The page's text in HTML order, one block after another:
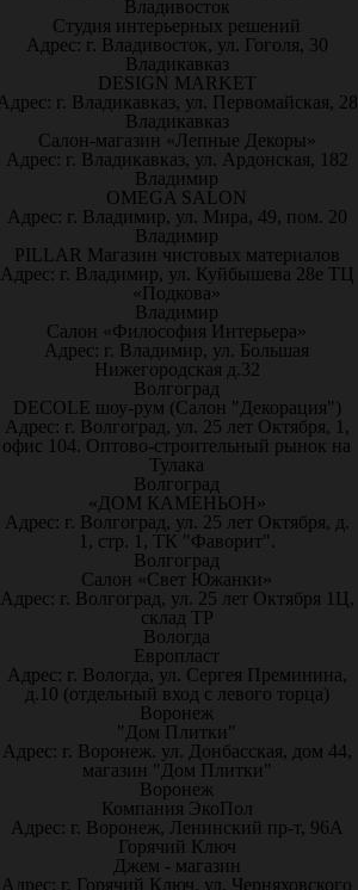
Владивосток
Студия интерьерных решений
Адрес: г. Владивосток, ул. Гоголя, 30
Владикавказ
DESIGN MARKET
г. Владикавказ, ул. Первомайская, 28
Владикавказ
Салон-магазин «Лепные Декоры»
Адрес: г. Владикавказ, ул. Ардонская, 182
Владимир
OMEGA SALON
Адрес: г. Владимир, ул. Мира, 49, пом. 20
Владимир
PILLAR Магазин чистовых материалов
Адрес: г. Владимир, ул. Куйбышева 28е ТЦ
«Подкова»
Владимир
Салон «Философия Интерьера»
Адрес: г. Владимир, ул. Большая
Нижегородская д.32
Волгоград
DECOLE шоу-рум (Салон "Декорация")
Адрес: г. Волгоград, ул. 25 лет Октября, 1,
офис 104. Оптово-строительный рынок на
Тулака
Волгоград
«ДОМ КАМЕНЬОН»
Адрес: г. Волгоград, ул. 25 лет Октября, д.
1, стр. 1, ТК "Фаворит".
Волгоград
Салон «Свет Южанки»
Адрес: г. Волгоград, ул. 25 лет Октября 1Ц,
склад ТР
Вологда
Европласт
Адрес: г. Вологда, ул. Сергея Преминина,
д.10 (отдельный вход с левого торца)
Воронеж
"Дом Плитки"
Адрес: г. Воронеж. ул. Донбасская, дом 44,
магазин "Дом Плитки"
Воронеж
Компания ЭкоПол
Адрес: г. Воронеж, Ленинский пр-т, 96А
Горячий Ключ
Джем - магазин
Адрес: г. Горячий Ключ, ул. Черняховского